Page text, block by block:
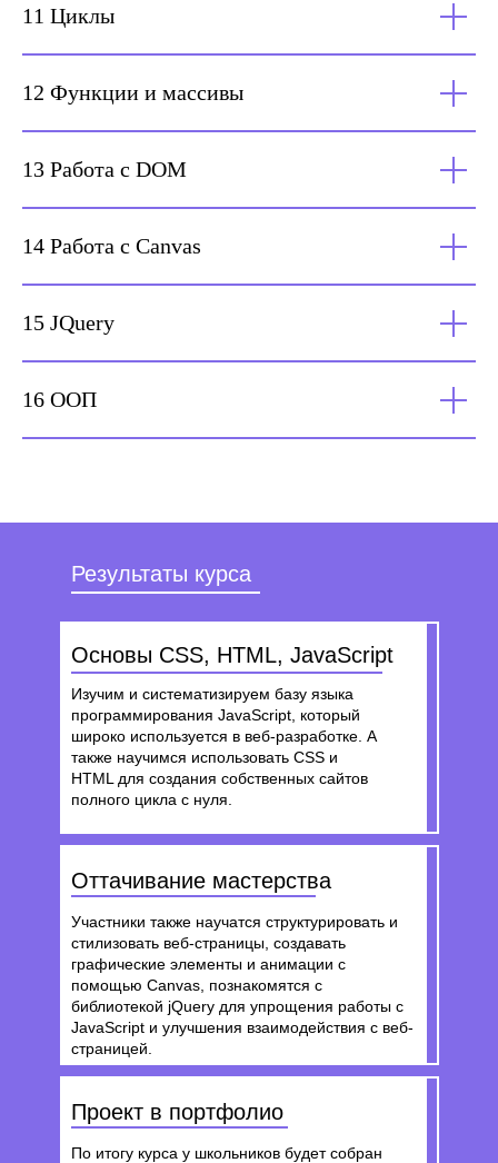
11 Циклы
12 Функции и массивы
13 Работа с DOM
14 Работа с Canvas
15 JQuery
16 ООП
Оттачивание мастерства
Участники также научатся структурировать и
стилизовать веб-страницы, создавать
графические элементы и анимации с
помощью Canvas, познакомятся с
библиотекой jQuery для упрощения работы с
JavaScript и улучшения взаимодействия с веб-
страницей.
Проект в портфолио
По итогу курса у школьников будет собран
Результаты курса
Основы CSS, HTML, JavaScript
Изучим и систематизируем базу языка
программирования JavaScript, который
широко используется в веб-разработке. А
также научимся использовать CSS и
HTML для создания собственных сайтов
полного цикла с нуля.